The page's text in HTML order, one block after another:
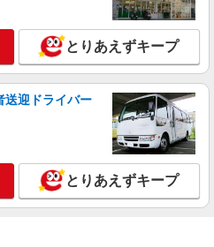
とりあえずキープ
送迎ドライバー
とりあえずキープ